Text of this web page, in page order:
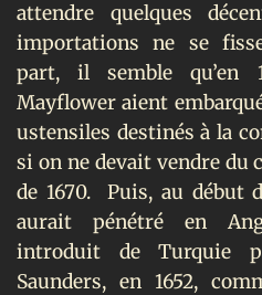
attendre quelques
importations ne se
part, il semble qu’en
Mayflower aient
ustensiles destinés à la
si on ne devait vendre du
de 1670.
Puis, au début
aurait pénétré en
introduit de Turquie
Saunders, en 1652,